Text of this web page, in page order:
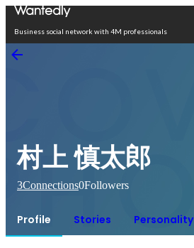
Business social network with 4M professionals
村上 慎太郎
3Connections0Followers
Profile Stories Personality